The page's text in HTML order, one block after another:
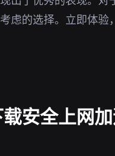
虑的选择。立即体验
安全上网